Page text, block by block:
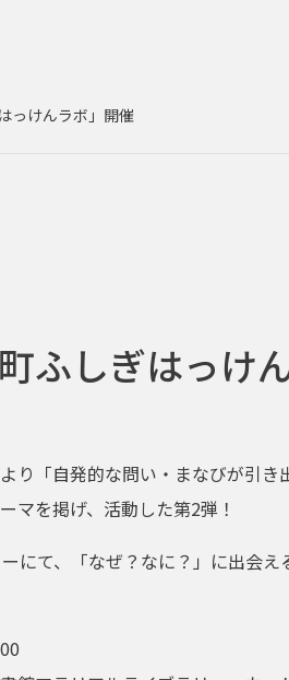
っけんラボ」開催
ふしぎはっけ
り「自発的な問い・まなびが引
マを掲げ、活動した第2弾！
にて、「なぜ？なに？」に出会